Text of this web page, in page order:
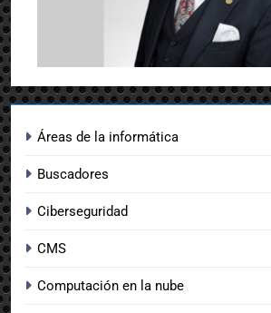
Áreas de la informática
Buscadores
Ciberseguridad
CMS
Computación en la nube